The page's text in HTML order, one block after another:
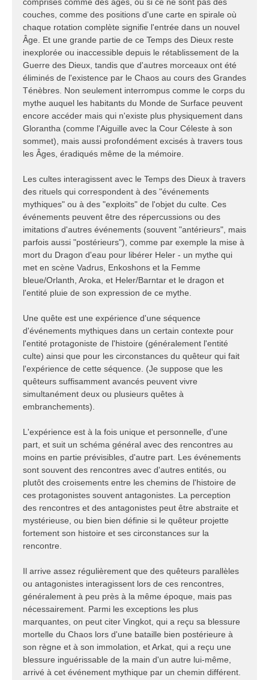
couches, comme des positions d'une carte en spirale où
chaque rotation complète signifie l'entrée dans un nouvel
Âge. Et une grande partie de ce Temps des Dieux reste
inexplorée ou inaccessible depuis le rétablissement de la
Guerre des Dieux, tandis que d'autres morceaux ont été
éliminés de l'existence par le Chaos au cours des Grandes
Ténèbres. Non seulement interrompus comme le corps du
mythe auquel les habitants du Monde de Surface peuvent
encore accéder mais qui n'existe plus physiquement dans
Glorantha (comme l'Aiguille avec la Cour Céleste à son
sommet), mais aussi profondément excisés à travers tous
les Âges, éradiqués même de la mémoire.
Les cultes interagissent avec le Temps des Dieux à travers
des rituels qui correspondent à des "événements
mythiques" ou à des "exploits" de l'objet du culte. Ces
événements peuvent être des répercussions ou des
imitations d'autres événements (souvent "antérieurs", mais
parfois aussi "postérieurs"), comme par exemple la mise à
mort du Dragon d'eau pour libérer Heler - un mythe qui
met en scène Vadrus, Enkoshons et la Femme
bleue/Orlanth, Aroka, et Heler/Barntar et le dragon et
l'entité pluie de son expression de ce mythe.
Une quête est une expérience d'une séquence
d'événements mythiques dans un certain contexte pour
l'entité protagoniste de l'histoire (généralement l'entité
culte) ainsi que pour les circonstances du quêteur qui fait
l'expérience de cette séquence. (Je suppose que les
quêteurs suffisamment avancés peuvent vivre
simultanément deux ou plusieurs quêtes à
embranchements).
L'expérience est à la fois unique et personnelle, d'une
part, et suit un schéma général avec des rencontres au
moins en partie prévisibles, d'autre part. Les événements
sont souvent des rencontres avec d'autres entités, ou
plutôt des croisements entre les chemins de l'histoire de
ces protagonistes souvent antagonistes. La perception
des rencontres et des antagonistes peut être abstraite et
mystérieuse, ou bien bien définie si le quêteur projette
fortement son histoire et ses circonstances sur la
rencontre.
Il arrive assez régulièrement que des quêteurs parallèles
ou antagonistes interagissent lors de ces rencontres,
généralement à peu près à la même époque, mais pas
nécessairement. Parmi les exceptions les plus
marquantes, on peut citer Vingkot, qui a reçu sa blessure
mortelle du Chaos lors d'une bataille bien postérieure à
son règne et à son immolation, et Arkat, qui a reçu une
blessure inguérissable de la main d'un autre lui-même,
arrivé à cet événement mythique par un chemin différent.